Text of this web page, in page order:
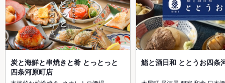
炭と海鮮と串焼きと肴 とっとっと
四条河原町店
鮨と酒日和 ととうお四条